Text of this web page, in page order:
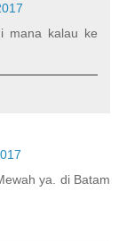
mana kalau ke
ya. di Batam